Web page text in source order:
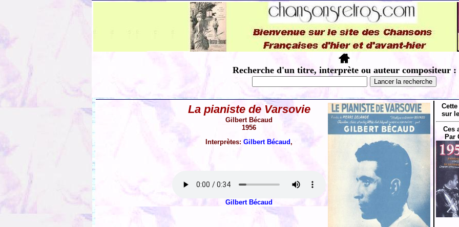
Recherche d'un titre, interprète ou auteur compositeur :
La pianiste de Varsovie
Gilbert Bécaud
1956
Interprètes: Gilbert Bécaud,
Gilbert Bécaud
sur
Ces
Par